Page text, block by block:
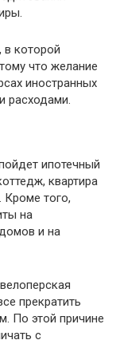
в которой
что желание
иностранных
расходами.
ипотечный
квартира
Кроме того,
на
и на
прекратить
По этой причине
с